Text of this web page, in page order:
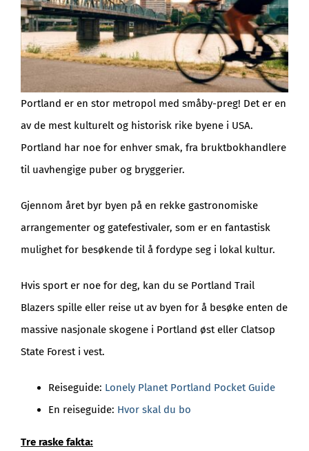
Portland er en stor metropol med småby-preg! Det er en
av de mest kulturelt og historisk rike byene i USA.
Portland har noe for enhver smak, fra bruktbokhandlere
til uavhengige puber og bryggerier.
Gjennom året byr byen på en rekke gastronomiske
arrangementer og gatefestivaler, som er en fantastisk
mulighet for besøkende til å fordype seg i lokal kultur.
Hvis sport er noe for deg, kan du se Portland Trail
Blazers spille eller reise ut av byen for å besøke enten de
massive nasjonale skogene i Portland øst eller Clatsop
State Forest i vest.
Reiseguide: Lonely Planet Portland Pocket Guide
En reiseguide: Hvor skal du bo
Tre raske fakta: